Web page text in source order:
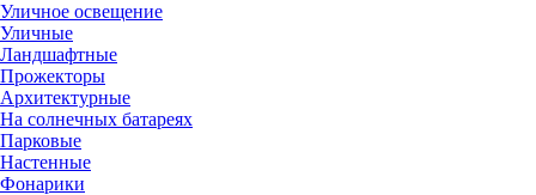
Уличное освещение
Уличные
Ландшафтные
Прожекторы
Архитектурные
На солнечных батареях
Парковые
Настенные
Фонарики